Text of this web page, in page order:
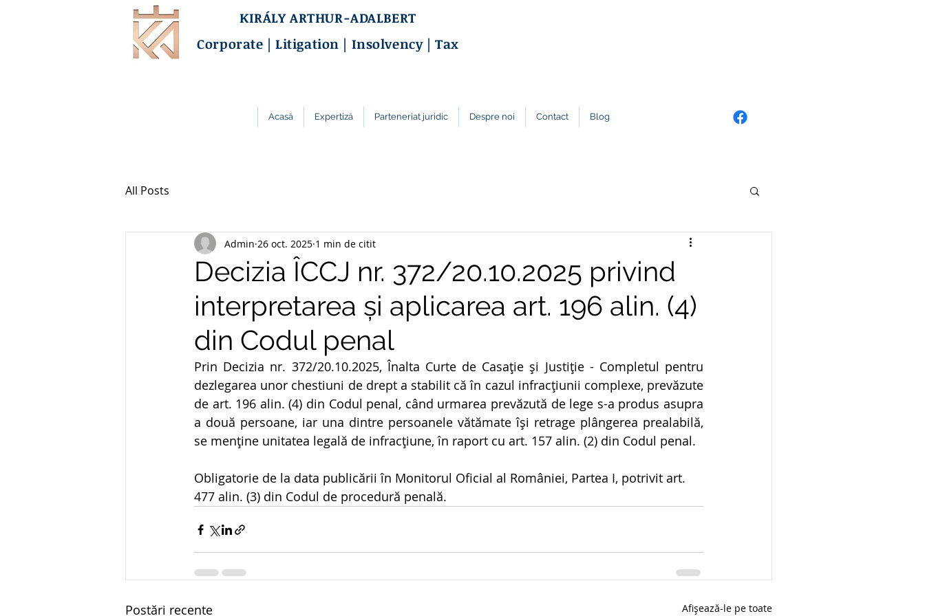
KIRÁLY ARTHUR-ADALBERT
Corporate | Litigation | Insolvency | Tax
Acasă Expertiză Parteneriat juridic Despre noi Contact Blog
All Posts
Decizia ÎCCJ nr. 372/20.10.2025 privind
interpretarea și aplicarea art. 196 alin. (4)
din Codul penal
Admin 26 oct. 2025 1 min de citit
Prin Decizia nr. 372/20.10.2025, Înalta Curte de Casație și Justiție - Completul pentru
dezlegarea unor chestiuni de drept a stabilit că în cazul infracţiunii complexe, prevăzute
de art. 196 alin. (4) din Codul penal, când urmarea prevăzută de lege s-a produs asupra
a două persoane, iar una dintre persoanele vătămate îşi retrage plângerea prealabilă,
se menţine unitatea legală de infracţiune, în raport cu art. 157 alin. (2) din Codul penal.
Obligatorie de la data publicării în Monitorul Oficial al României, Partea I, potrivit art.
477 alin. (3) din Codul de procedură penală.
Postări recente Afișează-le pe toate